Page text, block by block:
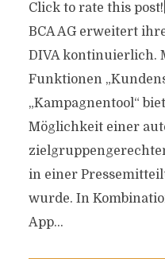
Click to rate this
BCA AG erweitert
DIVA kontinuierlich.
Funktionen
„Kampagnentool“
Möglichkeit einer
in einer
wurde. In
App...